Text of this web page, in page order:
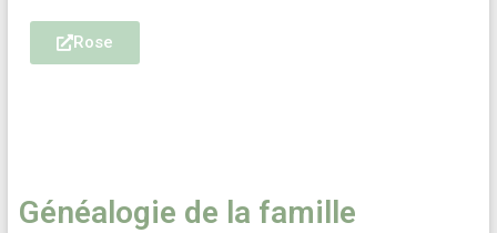
Rose
Généalogie de la famille